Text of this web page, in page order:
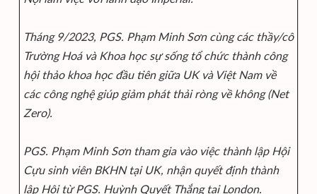
Tháng 9/2023, PGS. Phạm Minh Sơn cùng các thầy/cô
Trường Hoá và Khoa học sự sống tổ chức thành công
hội thảo khoa học đầu tiên giữa UK và Việt Nam về
các công nghệ giúp giảm phát thải ròng về không (Net
Zero).
PGS. Phạm Minh Sơn tham gia vào việc thành lập Hội
Cựu sinh viên BKHN tại UK, nhận quyết định thành
lập Hội từ PGS. Huỳnh Quyết Thắng tại London.